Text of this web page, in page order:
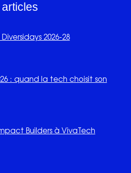
2026-28
: quand la tech choisit son
Builders à VivaTech